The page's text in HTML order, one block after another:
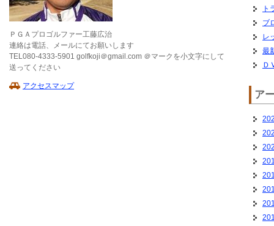
ＰＧＡプロゴルファー工藤広治
連絡は電話、メールにてお願いします
TEL080-4333-5901 golfkoji＠gmail.com ＠マークを小文字にして
送ってください
アクセスマップ
ト
ブ
レ
最
Ｄ
ア